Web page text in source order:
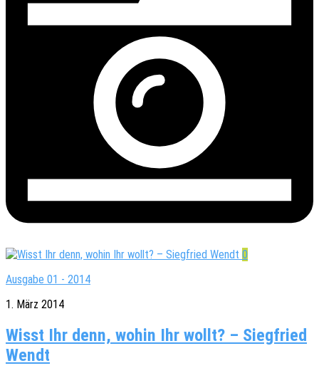
0
Ausgabe 01 - 2014
1. März 2014
Wisst Ihr denn, wohin Ihr wollt? – Siegfried
Wendt